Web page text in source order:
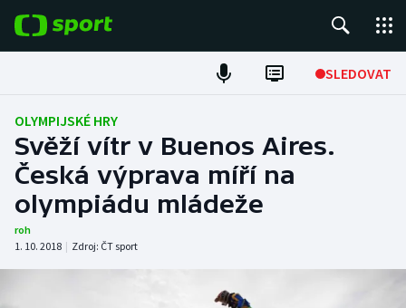
SLEDOVAT
Fotbal
Hokej
Tenis
Atletika
OLYMPIJSKÉ HRY
Svěží vítr v Buenos Aires.
Česká výprava míří na
olympiádu mládeže
roh
1. 10. 2018 | Zdroj: ČT sport